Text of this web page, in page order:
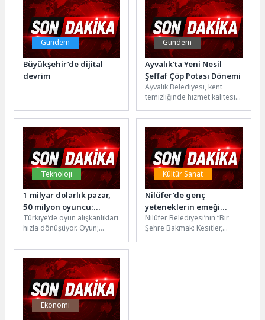
Tarihtir”
Gündem
Büyükşehir’de dijital
devrim
Gündem
Ayvalık’ta Yeni Nesil
Şeffaf Çöp Potası Dönemi
Ayvalık Belediyesi, kent
temizliğinde hizmet kalitesini
merkez ve Atatürk
Bulvarı’nda yeni nesil...
Teknoloji
1 milyar dolarlık pazar,
50 milyon oyuncu:
Türkiye’de gaming
büyüyor
Türkiye’de oyun alışkanlıkları
hızla dönüşüyor. Oyun;
ve dijital deneyimin
merkezinde konumlanırken,
farklı yaş...
Kültür Sanat
Nilüfer’de genç
yeteneklerin emeği
sergiye dönüştü
Nilüfer Belediyesi’nin “Bir
Şehre Bakmak: Kesitler,
Ekonomi